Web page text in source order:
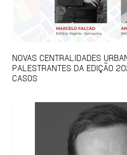
NOVAS CENTRALIDADES
PALESTRANTES DA EDIÇÃO
CASOS